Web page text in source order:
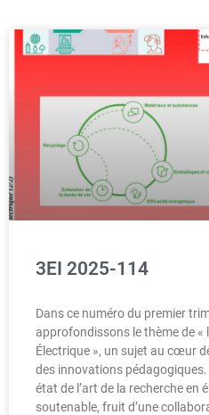
3EI 2025-114
Dans ce numéro du premier
approfondissons le thème de «
Électrique », un sujet au cœur
des innovations pédagogiques.
état de l’art de la recherche en
soutenable, fruit d’une